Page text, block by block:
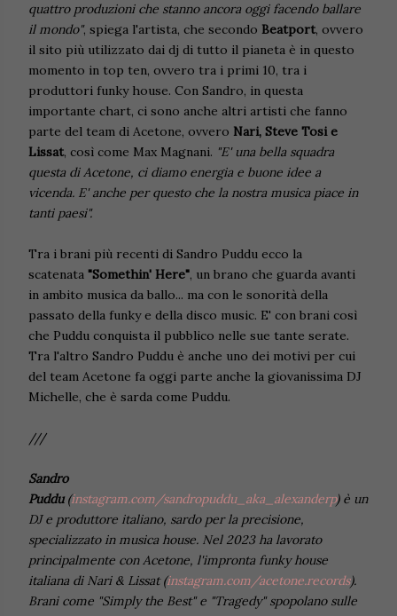
quattro produzioni che stanno ancora oggi facendo ballare
il mondo", spiega l'artista, che secondo Beatport, ovvero
il sito più utilizzato dai dj di tutto il pianeta è in questo
momento in top ten, ovvero tra i primi 10, tra i
produttori funky house. Con Sandro, in questa
importante chart, ci sono anche altri artisti che fanno
parte del team di Acetone, ovvero Nari, Steve Tosi e
Lissat, così come Max Magnani. "E' una bella squadra
questa di Acetone, ci diamo energia e buone idee a
vicenda. E' anche per questo che la nostra musica piace in
tanti paesi".
Tra i brani più recenti di Sandro Puddu ecco la
scatenata "Somethin' Here", un brano che guarda avanti
in ambito musica da ballo... ma con le sonorità della
passato della funky e della disco music. E' con brani così
che Puddu conquista il pubblico nelle sue tante serate.
Tra l'altro Sandro Puddu è anche uno dei motivi per cui
del team Acetone fa oggi parte anche la giovanissima DJ
Michelle, che è sarda come Puddu.
///
Sandro
Puddu(instagram.com/sandropuddu_aka_alexanderp) è un
DJ e produttore italiano, sardo per la precisione,
specializzato in musica house. Nel 2023 ha lavorato
principalmente con Acetone, l'impronta funky house
italiana di Nari & Lissat (instagram.com/acetone.records).
Brani come "Simply the Best" e "Tragedy" spopolano sulle